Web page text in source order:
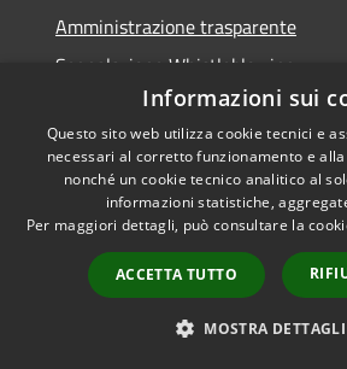
Amministrazione trasparente
Segnalazione Whistleblowing
Informativa privacy
Note legali
Dichiarazione di accessibilità
Informazioni sui
Questo sito web utilizza cookie tecnici e
necessari al corretto funzionamento e
nonché un cookie tecnico analitico al
informazioni statistiche,
Per maggiori dettagli, può consultare la
ACCETTA TUTTO
MOSTRA DETTAGLI